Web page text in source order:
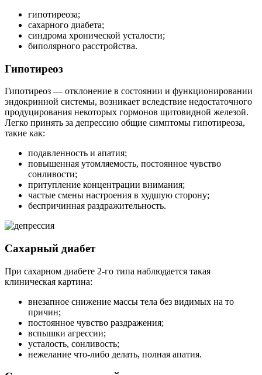
гипотиреоза;
сахарного диабета;
синдрома хронической усталости;
биполярного расстройства.
Гипотиреоз
Гипотиреоз — отклонение в состоянии и функционировании
эндокринной системы, возникает вследствие недостаточного
продуцирования некоторых гормонов щитовидной железой.
Легко принять за депрессию общие симптомы гипотиреоза,
такие как:
подавленность и апатия;
повышенная утомляемость, постоянное чувство
сонливости;
притупление концентрации внимания;
частые смены настроения в худшую сторону;
беспричинная раздражительность.
Сахарный диабет
При сахарном диабете 2-го типа наблюдается такая
клиническая картина:
внезапное снижение массы тела без видимых на то
причин;
постоянное чувство раздражения;
вспышки агрессии;
усталость, сонливость;
нежелание что-либо делать, полная апатия.